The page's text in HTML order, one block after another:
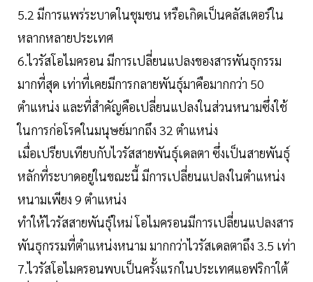
5.2 มีการแพร่ระบาดในชุมชน หรือเกิดเป็นคลัสเตอร์ใน
หลากหลายประเทศ
6.ไวรัสโอไมครอน มีการเปลี่ยนแปลงของสารพันธุกรรม
มากที่สุด เท่าที่เคยมีการกลายพันธุ์มาคือมากกว่า 50
ตำแหน่ง และที่สำคัญคือเปลี่ยนแปลงในส่วนหนามซึ่งใช้
ในการก่อโรคในมนุษย์มากถึง 32 ตำแหน่ง
เมื่อเปรียบเทียบกับไวรัสสายพันธุ์เดลตา ซึ่งเป็นสายพันธุ์
หลักที่ระบาดอยู่ในขณะนี้ มีการเปลี่ยนแปลงในตำแหน่ง
หนามเพียง 9 ตำแหน่ง
ทำให้ไวรัสสายพันธุ์ใหม่ โอไมครอนมีการเปลี่ยนแปลงสาร
พันธุกรรมที่ตำแหน่งหนาม มากกว่าไวรัสเดลตาถึง 3.5 เท่า
7.ไวรัสโอไมครอนพบเป็นครั้งแรกในประเทศแอฟริกาใต้